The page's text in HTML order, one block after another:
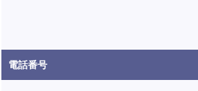
電話番号